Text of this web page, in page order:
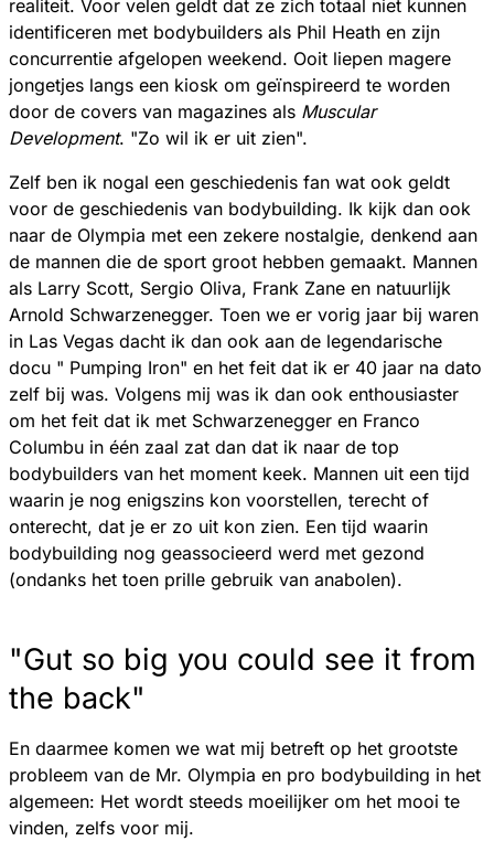
realiteit. Voor velen geldt dat ze zich totaal niet kunnen
identificeren met bodybuilders als Phil Heath en zijn
concurrentie afgelopen weekend. Ooit liepen magere
jongetjes langs een kiosk om geïnspireerd te worden
door de covers van magazines als Muscular
Development. "Zo wil ik er uit zien".
Zelf ben ik nogal een geschiedenis fan wat ook geldt
voor de geschiedenis van bodybuilding. Ik kijk dan ook
naar de Olympia met een zekere nostalgie, denkend aan
de mannen die de sport groot hebben gemaakt. Mannen
als Larry Scott, Sergio Oliva, Frank Zane en natuurlijk
Arnold Schwarzenegger. Toen we er vorig jaar bij waren
in Las Vegas dacht ik dan ook aan de legendarische
docu " Pumping Iron" en het feit dat ik er 40 jaar na dato
zelf bij was. Volgens mij was ik dan ook enthousiaster
om het feit dat ik met Schwarzenegger en Franco
Columbu in één zaal zat dan dat ik naar de top
bodybuilders van het moment keek. Mannen uit een tijd
waarin je nog enigszins kon voorstellen, terecht of
onterecht, dat je er zo uit kon zien. Een tijd waarin
bodybuilding nog geassocieerd werd met gezond
(ondanks het toen prille gebruik van anabolen).
"Gut so big you could see it from
the back"
En daarmee komen we wat mij betreft op het grootste
probleem van de Mr. Olympia en pro bodybuilding in het
algemeen: Het wordt steeds moeilijker om het mooi te
vinden, zelfs voor mij.